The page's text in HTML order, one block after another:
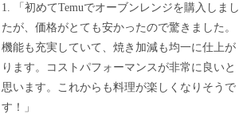
1. 「初めてTemuでオーブンレンジを購入しまし
たが、価格がとても安かったので驚きました。
機能も充実していて、焼き加減も均一に仕上が
ります。コストパフォーマンスが非常に良いと
思います。これからも料理が楽しくなりそうで
す！」